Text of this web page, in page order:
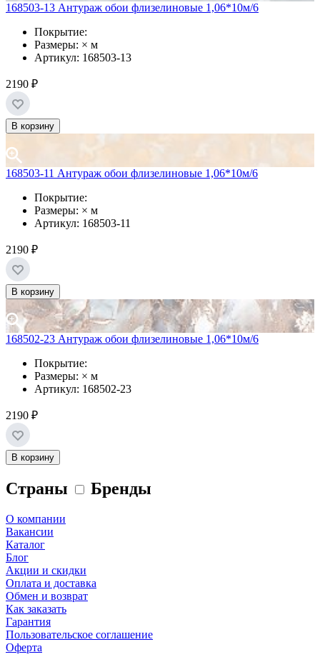
168503-13 Антураж обои флизелиновые 1,06*10м/6
Покрытие:
Размеры: × м
Артикул: 168503-13
2190 ₽
В корзину
168503-11 Антураж обои флизелиновые 1,06*10м/6
Покрытие:
Размеры: × м
Артикул: 168503-11
2190 ₽
В корзину
168502-23 Антураж обои флизелиновые 1,06*10м/6
Покрытие:
Размеры: × м
Артикул: 168502-23
2190 ₽
В корзину
Страны Бренды
О компании
Вакансии
Каталог
Блог
Акции и скидки
Оплата и доставка
Обмен и возврат
Как заказать
Гарантия
Пользовательское соглашение
Оферта